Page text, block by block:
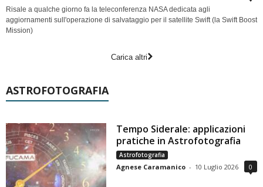
Risale a qualche giorno fa la teleconferenza NASA dedicata agli
aggiornamenti sull'operazione di salvataggio per il satellite Swift (la Swift Boost
Mission)
Carica altri
ASTROFOTOGRAFIA
Tempo Siderale: applicazioni
pratiche in Astrofotografia
Astrofotografia
Agnese Caramanico - 10 Luglio 2026 0